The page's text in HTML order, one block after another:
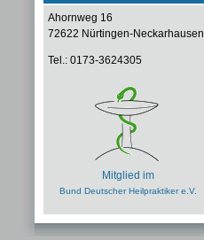
Ahornweg 16
72622 Nürtingen-Neckarhausen
Tel.: 0173-3624305
Mitglied im
Bund Deutscher Heilpraktiker e.V.